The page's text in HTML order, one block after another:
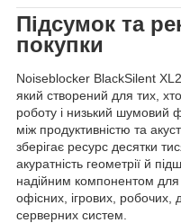
Підсумок та
покупки
Noiseblocker BlackSilent
який створений для тих,
роботу і низький шумовий
між продуктивністю та
зберігає ресурс десятки
акуратність геометрії й
надійним компонентом для
офісних, ігрових,
серверних систем.